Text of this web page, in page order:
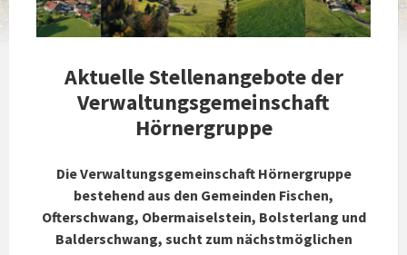
Aktuelle Stellenangebote der
Verwaltungsgemeinschaft
Hörnergruppe
Die Verwaltungsgemeinschaft Hörnergruppe
bestehend aus den Gemeinden Fischen,
Ofterschwang, Obermaiselstein, Bolsterlang und
Balderschwang, sucht zum nächstmöglichen